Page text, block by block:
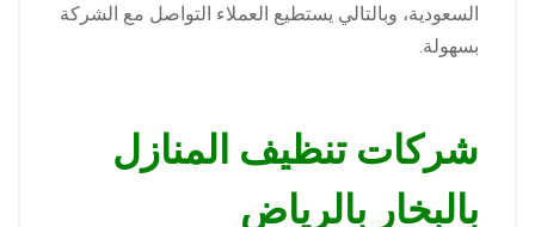
السعودية، وبالتالي يستطيع العملاء التواصل مع الشركة
بسهولة.
شركات تنظيف المنازل
بالبخار بالرياض